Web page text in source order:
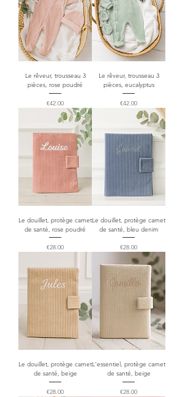
Le rêveur, trousseau 3
pièces, rose poudré
Price
€42.00
Le rêveur, trousseau 3
pièces, eucalyptus
Price
€42.00
Le douillet, protège carnet
de santé, rose poudré
Price
€28.00
Le douillet, protège carnet
de santé, bleu denim
Price
€28.00
Le douillet, protège carnet
de santé, beige
Price
€28.00
L'essentiel, protège carnet
de santé, beige
Price
€28.00